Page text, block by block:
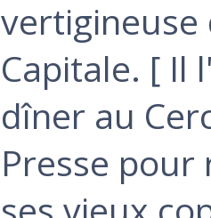
vertigineuse
Capitale. [ Il
dîner au
Presse